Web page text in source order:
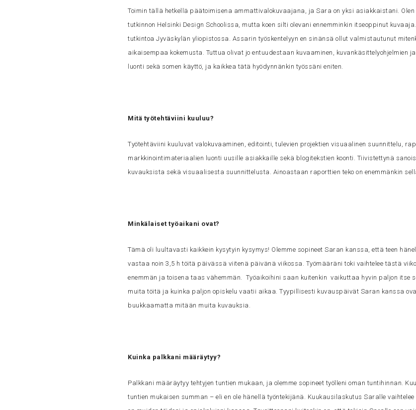
Toimin tällä hetkellä päätoimisena ammattivalokuvaajana, ja Sara on yksi asiakkaistani.
tutkinnon Helsinki Design Schoolissa, mutta koen silti olevani ennemminkin itseoppinut
tutkintoa Jyväskylän yliopistossa. Assarin työskentelyyn en sinänsä ollut valmistautunut
aikaisempaa kokemusta. Tuttua olivat jo entuudestaan kuvaaminen, kuvankäsittelyohjelmien
luonti sekä somen käyttö, ja kaikkea tätä hyödynnänkin työssäni eniten.
Mitä työtehtäviini kuuluu?
Työtehtäviini kuuluvat valokuvaaminen, editointi, tulevien projektien visuaalinen suunnittelu,
markkinointimateriaalien luonti uusille asiakkaille sekä blogitekstien koonti. Tiivistettynä
kuvauksista sekä visuaalisesta suunnittelusta. Ainoastaan raporttien teko on enemmänkin
Minkälaiset työaikani ovat?
Tämä oli luultavasti kaikkein kysytyin kysymys! Olemme sopineet Saran kanssa, että teen
vastaa noin 3,5 h töitä päivässä viitenä päivänä viikossa. Työmääräni toki vaihtelee tästä
enemmän ja toisena taas vähemmän. Työaikoihini saan kuitenkin vaikuttaa hyvin paljon itse
muita töitä ja kuinka paljon opiskelu vaatii aikaa. Tyypillisesti kuvauspäivät Saran kanssa
buukkaamatta mitään muita kuvauksia.
Kuinka palkkani määräytyy?
Palkkani määräytyy tehtyjen tuntien mukaan, ja olemme sopineet työlleni oman tuntihinnan.
tuntien mukaisen summan – eli en ole hänellä työntekijänä. Kuukausilaskutus Saralle